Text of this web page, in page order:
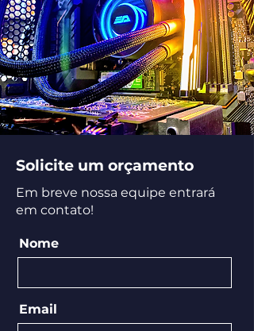
Solicite um orçamento
Em breve nossa equipe entrará
em contato!
Nome
Email